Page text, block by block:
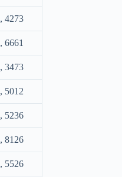
4273
6661
3473
5012
5236
8126
5526